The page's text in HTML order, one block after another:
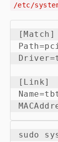
/etc/
[Match]
[Link]
sudo